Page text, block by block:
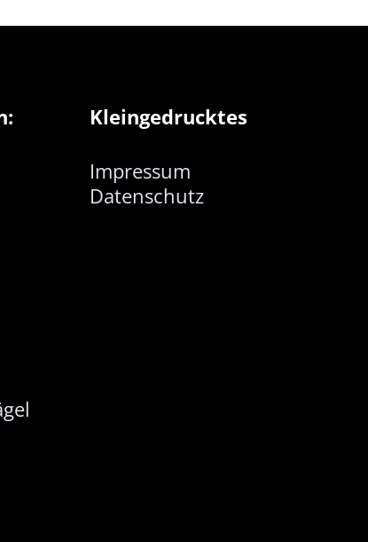
Kleingedrucktes
Impressum
Datenschutz